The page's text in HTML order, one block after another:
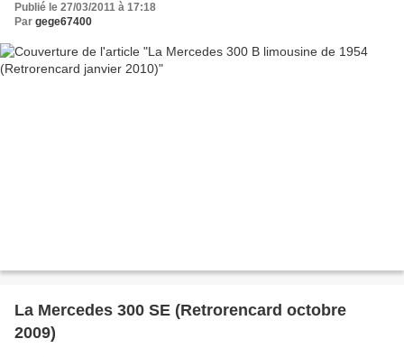
Publié le 27/03/2011 à 17:18
Par gege67400
La Mercedes 300 SE (Retrorencard octobre
2009)